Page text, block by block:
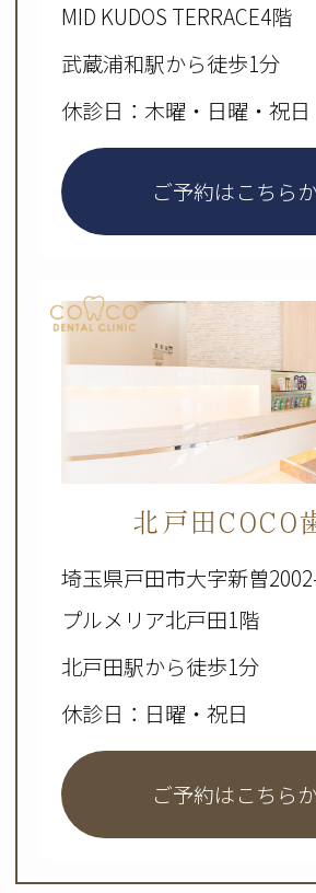
MID KUDOS TERRACE4階
武蔵浦和駅から徒歩1分
休診日：木曜・日曜・祝日
ご予約はこちら
北戸田COCO
埼玉県戸田市大字新曽
プルメリア北戸田1階
北戸田駅から徒歩1分
休診日：日曜・祝日
ご予約はこちら